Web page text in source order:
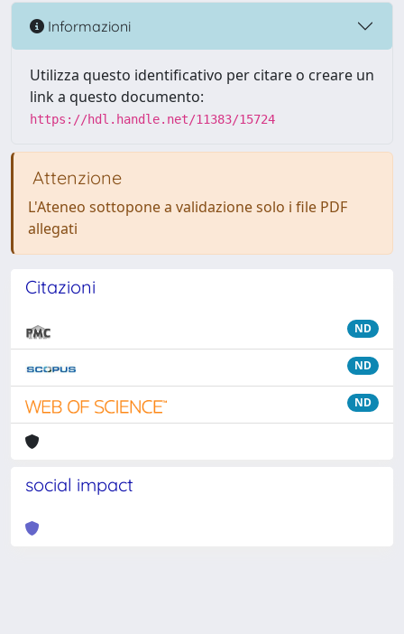
Informazioni
Utilizza questo identificativo per citare o creare un
link a questo documento:
https://hdl.handle.net/11383/15724
Attenzione
L'Ateneo sottopone a validazione solo i file PDF
allegati
Citazioni
ND
ND
ND
social impact